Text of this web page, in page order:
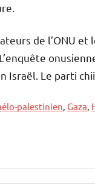
de l’ONU
Israël. Le parti
palestinien, Gaza,